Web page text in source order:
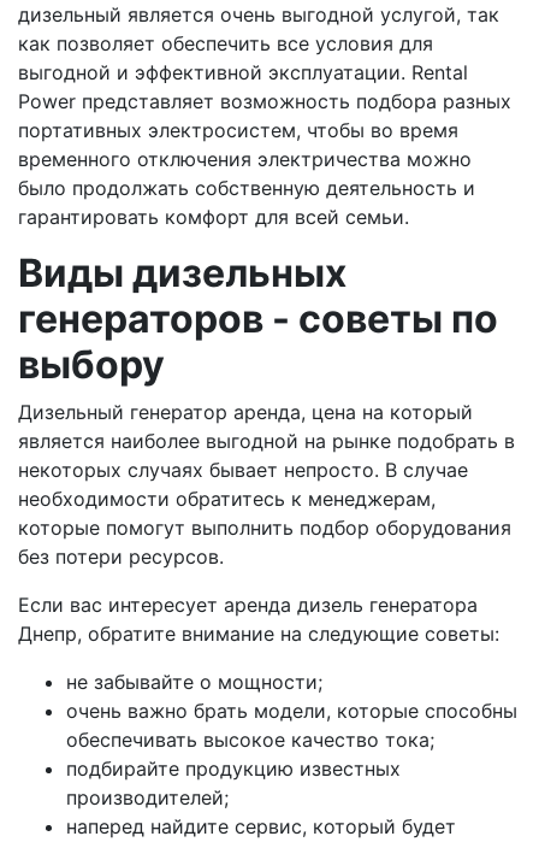
дизельный является очень выгодной услугой, так
как позволяет обеспечить все условия для
выгодной и эффективной эксплуатации. Rental
Power представляет возможность подбора разных
портативных электросистем, чтобы во время
временного отключения электричества можно
было продолжать собственную деятельность и
гарантировать комфорт для всей семьи.
Виды дизельных
генераторов - советы по
выбору
Дизельный генератор аренда, цена на который
является наиболее выгодной на рынке подобрать в
некоторых случаях бывает непросто. В случае
необходимости обратитесь к менеджерам,
которые помогут выполнить подбор оборудования
без потери ресурсов.
Если вас интересует аренда дизель генератора
Днепр, обратите внимание на следующие советы:
не забывайте о мощности;
очень важно брать модели, которые способны
обеспечивать высокое качество тока;
подбирайте продукцию известных
производителей;
наперед найдите сервис, который будет